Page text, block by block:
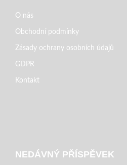
O nás
Obchodní podmínky
Zásady ochrany osobních údajů
GDPR
Kontakt
NEDÁVNÝ PŘÍSPĚVEK